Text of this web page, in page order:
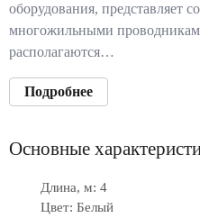
оборудования, представляет
многожильными
располагаются…
Подробнее
Основные
Длина, м: 4
Цвет: Белый